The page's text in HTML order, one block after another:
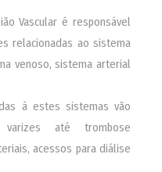
Vascular é responsável
relacionadas ao sistema
venoso, sistema arterial
à estes sistemas vão
varizes até trombose
acessos para diálise